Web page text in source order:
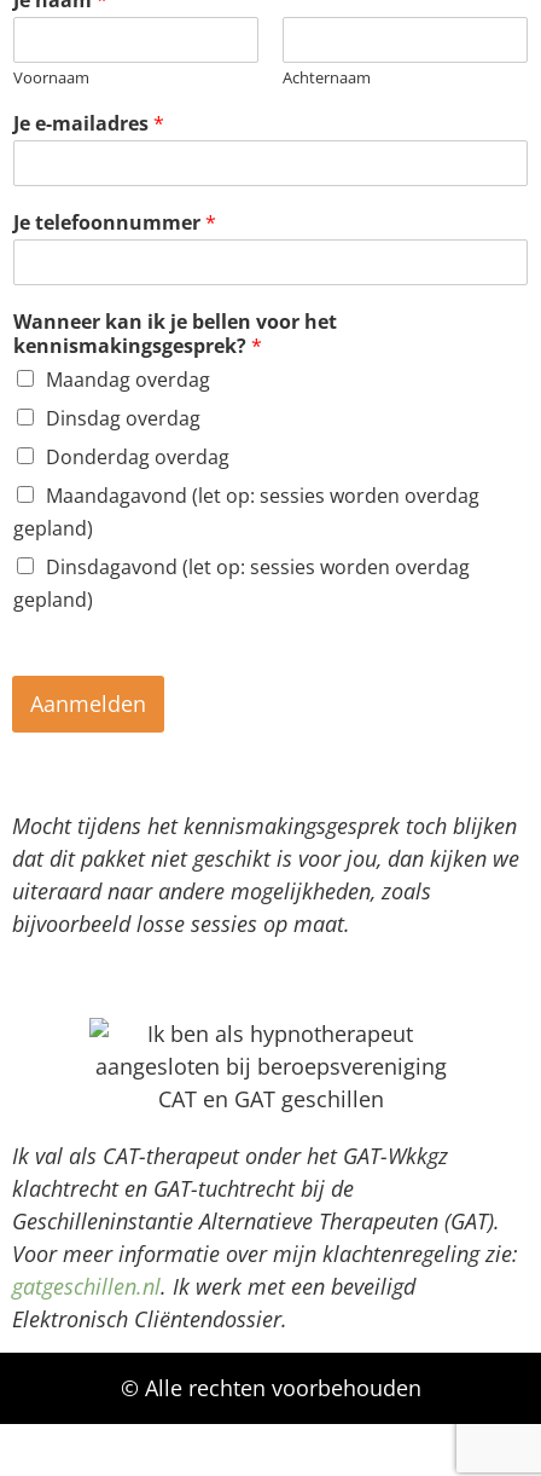
Voornaam Achternaam
Je e-mailadres*
t
e
e
o
o
n
n
u
m
e
r
*
v
o
o
Je telefoonnummer*
Wanneer kan ik je bellen voor het
kennismakingsgesprek?*
Maandag overdag
Dinsdag overdag
Donderdag overdag
Maandagavond (let op: sessies worden overdag
gepland)
Dinsdagavond (let op: sessies worden overdag
gepland)
Aanmelden
Mocht tijdens het kennismakingsgesprek toch blijken
dat dit pakket niet geschikt is voor jou, dan kijken we
uiteraard naar andere mogelijkheden, zoals
bijvoorbeeld losse sessies op maat.
Ik val als CAT-therapeut onder het GAT-Wkkgz
klachtrecht en GAT-tuchtrecht bij de
Geschilleninstantie Alternatieve Therapeuten (GAT).
Voor meer informatie over mijn klachtenregeling zie:
gatgeschillen.nl. Ik werk met een beveiligd
Elektronisch Cliëntendossier.
© Alle rechten voorbehouden